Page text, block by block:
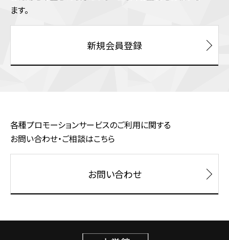
ます。
新規会員登録
各種プロモーションサービスのご利用に関する
お問い合わせ・ご相談はこちら
お問い合わせ